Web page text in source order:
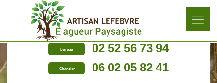
Bureau 02 52 56 73 94
Chantier 06 02 05 82 41